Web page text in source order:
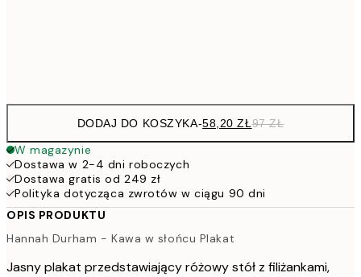
DODAJ DO KOSZYKA-58,20 ZŁ97 ZŁ
W magazynie
Dostawa w 2-4 dni roboczych
Dostawa gratis od 249 zł
Polityka dotycząca zwrotów w ciągu 90 dni
OPIS PRODUKTU
Hannah Durham - Kawa w słońcu Plakat
Jasny plakat przedstawiający różowy stół z filiżankami,